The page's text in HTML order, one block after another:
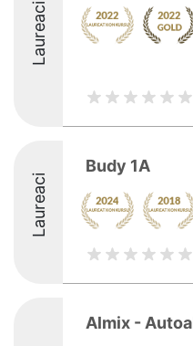
Laureaci
Laureaci
Budy 1A
Almix -